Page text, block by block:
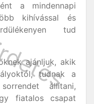
a mindennapi
kihívással és
tud
ajánljuk, akik
tudnak a
állítani,
fiatalos csapat